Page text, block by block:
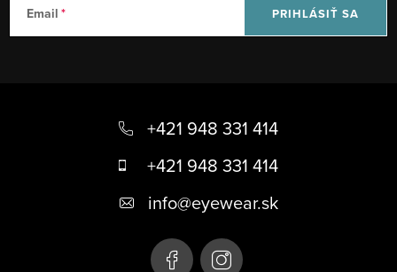
Email PRIHLÁSIŤ SA
+421 948 331 414
+421 948 331 414
info@eyewear.sk